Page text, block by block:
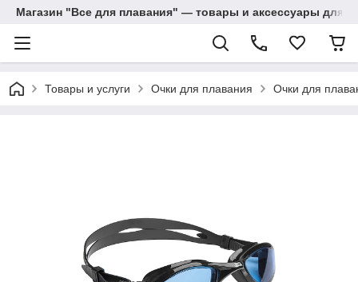
Магазин "Все для плавания" — товары и аксессуары для
Товары и услуги Очки для плавания Очки для